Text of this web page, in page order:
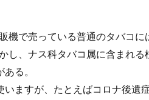
機で売っている普通のタバコに
し、ナス科タバコ属に含まれる
る。
ますが、たとえばコロナ後遺